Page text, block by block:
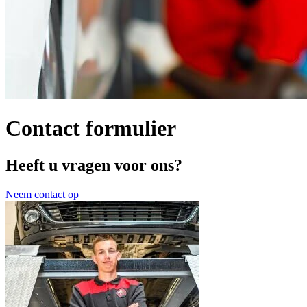
Contact formulier
Heeft u vragen voor ons?
Neem contact op